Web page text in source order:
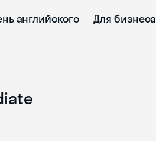
английского Для бизнеса